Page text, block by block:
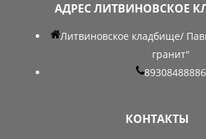
АДРЕС ЛИТВИНОВСКОЕ
Литвиновское кладбище/
гранит"
89308488886
КОНТАКТЫ